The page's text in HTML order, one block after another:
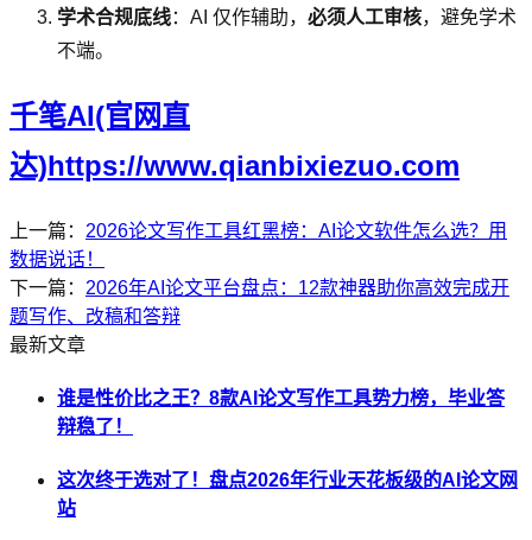
学术合规底线：AI 仅作辅助， 必须人工审核，避免学术
不端。
千笔AI(官网直
达)https://www.qianbixiezuo.com
上一篇： 2026论文写作工具红黑榜：AI论文软件怎么选？用
数据说话！
下一篇： 2026年AI论文平台盘点：12款神器助你高效完成开
题写作、改稿和答辩
最新文章
谁是性价比之王？8款AI论文写作工具势力榜，毕业答
辩稳了！
这次终于选对了！盘点2026年行业天花板级的AI论文网
站